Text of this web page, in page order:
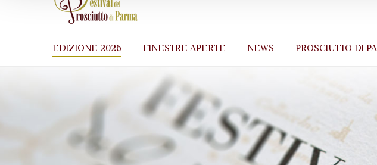
EDIZIONE 2026 FINESTRE APERTE NEWS PROSCIUTTO DI